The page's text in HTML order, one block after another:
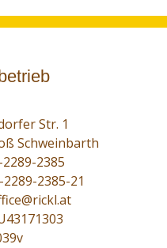
Str. 1
Schweinbarth
2385
2289-2385-21